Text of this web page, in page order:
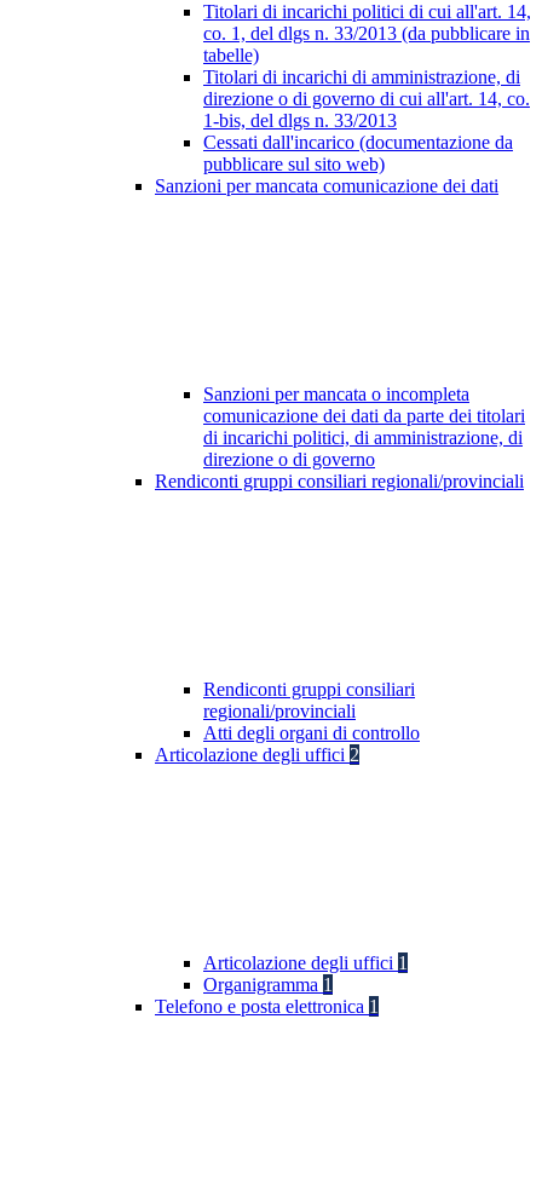
Titolari di incarichi politici di cui all'art. 14,
co. 1, del dlgs n. 33/2013 (da pubblicare in
tabelle)
Titolari di incarichi di amministrazione, di
direzione o di governo di cui all'art. 14, co.
1-bis, del dlgs n. 33/2013
Cessati dall'incarico (documentazione da
pubblicare sul sito web)
Sanzioni per mancata comunicazione dei dati
Sanzioni per mancata o incompleta
comunicazione dei dati da parte dei titolari
di incarichi politici, di amministrazione, di
direzione o di governo
Rendiconti gruppi consiliari regionali/provinciali
Rendiconti gruppi consiliari
regionali/provinciali
Atti degli organi di controllo
Articolazione degli uffici 2
Articolazione degli uffici 1
Organigramma 1
Telefono e posta elettronica 1